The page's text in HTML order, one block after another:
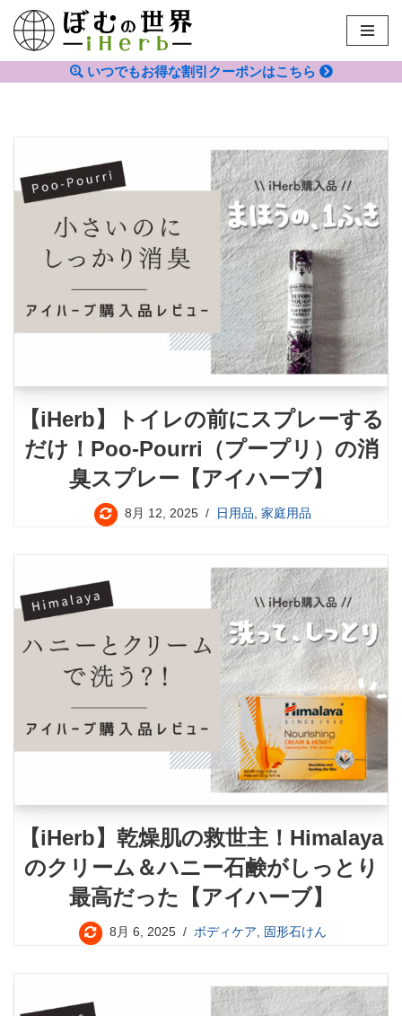
コ
ス
キ
いつでもお得な割引クーポンはこちら
【iHerb】トイレの前にスプレーする
だけ！Poo-Pourri（プープリ）の消
臭スプレー【アイハーブ】
8月 12, 2025 日用品, 家庭用品
【iHerb】乾燥肌の救世主！Himalaya
のクリーム＆ハニー石鹸がしっとり
最高だった【アイハーブ】
8月 6, 2025 ボディケア 固形石けん